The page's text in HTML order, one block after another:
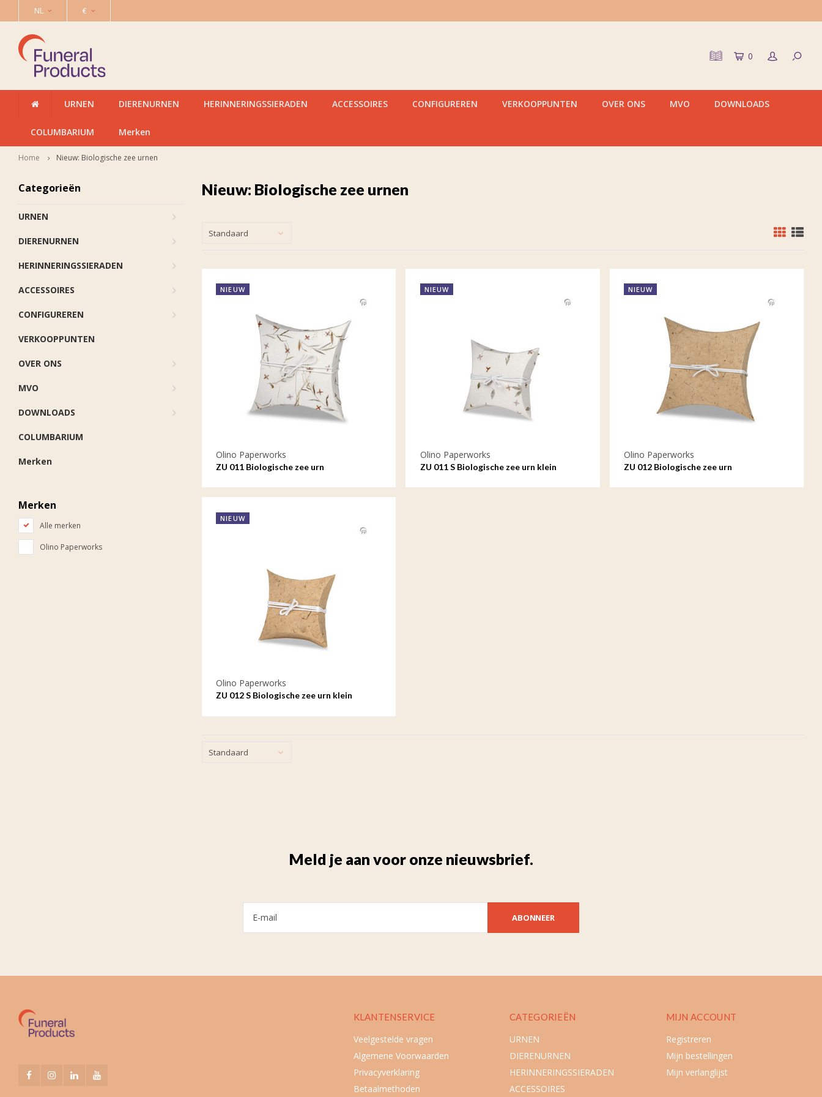
NL €
0
URNEN DIERENURNEN HERINNERINGSSIERADEN ACCESSOIRES CONFIGUREREN VERKOOPPUNTEN OVER ONS MVO DOWNLOADS
COLUMBARIUM Merken
Home Nieuw: Biologische zee urnen
Categorieën
URNEN
DIERENURNEN
HERINNERINGSSIERADEN
ACCESSOIRES
CONFIGUREREN
VERKOOPPUNTEN
OVER ONS
MVO
DOWNLOADS
COLUMBARIUM
Merken
Merken
Alle merken
Olino Paperworks
Nieuw: Biologische zee urnen
Standaard
NIEUW
Olino Paperworks
ZU 011 Biologische zee urn
NIEUW
Olino Paperworks
ZU 011 S Biologische zee urn klein
NIEUW
Olino Paperworks
ZU 012 Biologische zee urn
NIEUW
Olino Paperworks
ZU 012 S Biologische zee urn klein
Standaard
Meld je aan voor onze nieuwsbrief.
ABONNEER
KLANTENSERVICE
Veelgestelde vragen
Algemene Voorwaarden
Privacyverklaring
Betaalmethoden
CATEGORIEËN
URNEN
DIERENURNEN
HERINNERINGSSIERADEN
ACCESSOIRES
MIJN ACCOUNT
Registreren
Mijn bestellingen
Mijn verlanglijst